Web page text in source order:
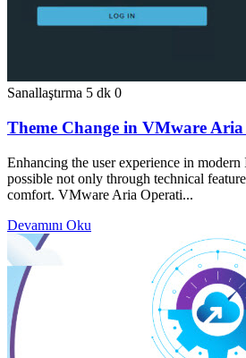
Sanallaştırma 5 dk 0
Theme Change in VMware
Enhancing the user experience in
possible not only through technical
comfort. VMware Aria Operati...
Devamını Oku